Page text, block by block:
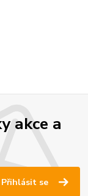
akce a
Přihlásit se